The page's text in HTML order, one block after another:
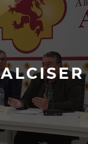
ALCISER